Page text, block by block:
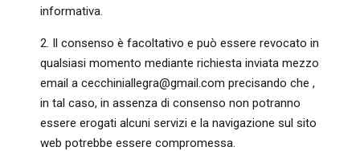
informativa.
2. Il consenso è facoltativo e può essere revocato in
qualsiasi momento mediante richiesta inviata mezzo
email a cecchiniallegra@gmail.com precisando che ,
in tal caso, in assenza di consenso non potranno
essere erogati alcuni servizi e la navigazione sul sito
web potrebbe essere compromessa.